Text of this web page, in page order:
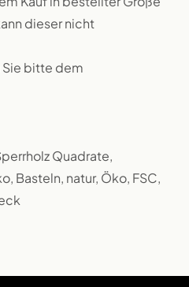
dieser nicht
Sie bitte dem
Quadrate,
Basteln, natur, Öko, FSC,